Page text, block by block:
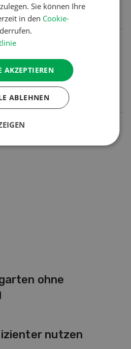
ohne
nutzen
Sie können Ihre
in den Cookie-
AKZEPTIEREN
ABLEHNEN